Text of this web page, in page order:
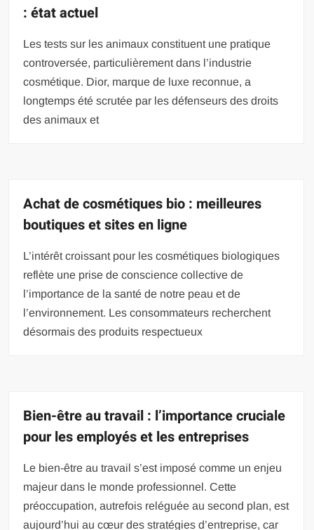
: état actuel
Les tests sur les animaux constituent une pratique
controversée, particulièrement dans l’industrie
cosmétique. Dior, marque de luxe reconnue, a
longtemps été scrutée par les défenseurs des droits
des animaux et
Achat de cosmétiques bio : meilleures
boutiques et sites en ligne
L’intérêt croissant pour les cosmétiques biologiques
reflète une prise de conscience collective de
l’importance de la santé de notre peau et de
l’environnement. Les consommateurs recherchent
désormais des produits respectueux
Bien-être au travail : l’importance cruciale
pour les employés et les entreprises
Le bien-être au travail s’est imposé comme un enjeu
majeur dans le monde professionnel. Cette
préoccupation, autrefois reléguée au second plan, est
aujourd’hui au cœur des stratégies d’entreprise, car